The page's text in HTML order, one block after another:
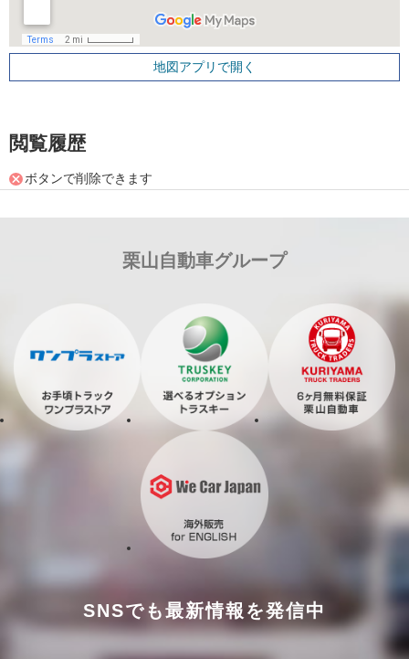
地図アプリで開く
閲覧履歴
ボタンで削除できます
栗山自動車グループ
SNSでも最新情報を発信中